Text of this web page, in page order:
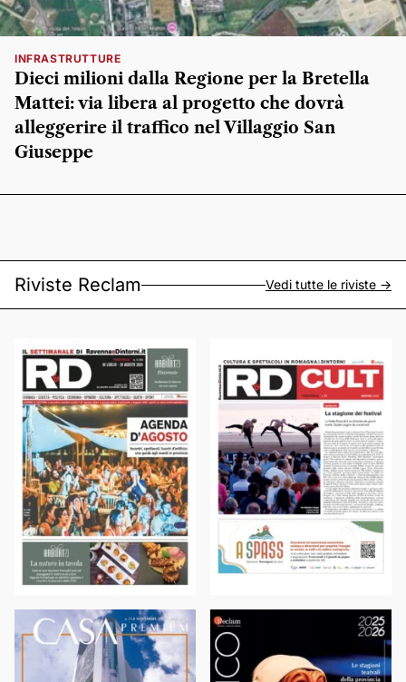
INFRASTRUTTURE
Dieci milioni dalla Regione per la Bretella
Mattei: via libera al progetto che dovrà
alleggerire il traffico nel Villaggio San
Giuseppe
Riviste Reclam Vedi tutte le riviste ->